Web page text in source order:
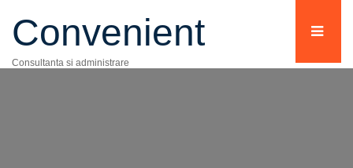
Convenient
Consultanta si administrare